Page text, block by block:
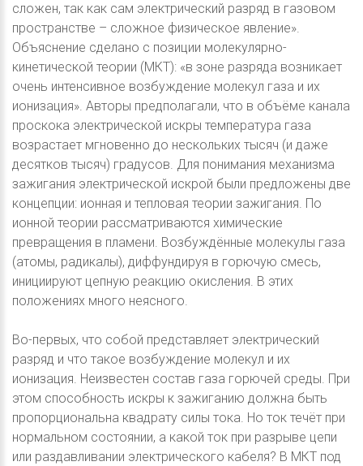
сложен, так как сам электрический разряд в газовом
пространстве – сложное физическое явление».
Объяснение сделано с позиции молекулярно-
кинетической теории (МКТ): «в зоне разряда возникает
очень интенсивное возбуждение молекул газа и их
ионизация». Авторы предполагали, что в объёме канала
проскока электрической искры температура газа
возрастает мгновенно до нескольких тысяч (и даже
десятков тысяч) градусов. Для понимания механизма
зажигания электрической искрой были предложены две
концепции: ионная и тепловая теории зажигания. По
ионной теории рассматриваются химические
превращения в пламени. Возбуждённые молекулы газа
(атомы, радикалы), диффундируя в горючую смесь,
инициируют цепную реакцию окисления. В этих
положениях много неясного.
Во-первых, что собой представляет электрический
разряд и что такое возбуждение молекул и их
ионизация. Неизвестен состав газа горючей среды. При
этом способность искры к зажиганию должна быть
пропорциональна квадрату силы тока. Но ток течёт при
нормальном состоянии, а какой ток при разрыве цепи
или раздавливании электрического кабеля? В МКТ под